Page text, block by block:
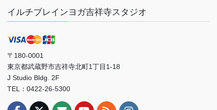
イルチブレインヨガ吉祥寺スタジオ
〒180-0001
東京都武蔵野市吉祥寺北町1丁目1-18
J Studio Bldg. 2F
TEL：0422-26-5300